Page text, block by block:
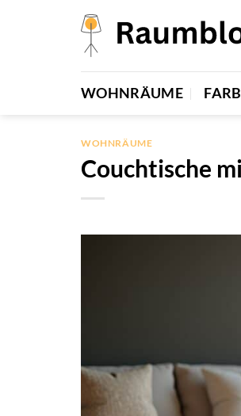
WOHNRÄUME
WOHNRÄUME
Couchtische